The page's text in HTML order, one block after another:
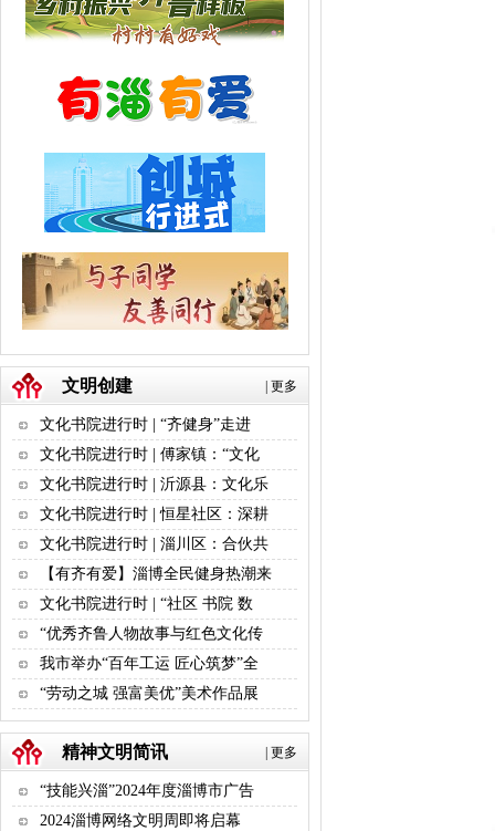
更多
文明创建
文化书院进行时 | “齐健身”走进
文化书院进行时 | 傅家镇：“文化
文化书院进行时 | 沂源县：文化乐
文化书院进行时 | 恒星社区：深耕
文化书院进行时 | 淄川区：合伙共
【有齐有爱】淄博全民健身热潮来
文化书院进行时 | “社区 书院 数
“优秀齐鲁人物故事与红色文化传
我市举办“百年工运 匠心筑梦”全
“劳动之城 强富美优”美术作品展
更多
精神文明简讯
“技能兴淄”2024年度淄博市广告
2024淄博网络文明周即将启幕